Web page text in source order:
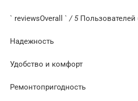
` reviewsOverall ` / 5Пользователей
Надежность
Удобство и комфорт
Ремонтопригодность